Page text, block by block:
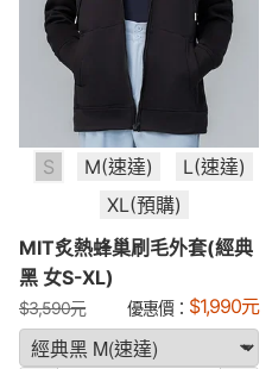
S M(速達)
L(速達)
XL(預購)
MIT炙熱蜂巢刷毛外套(經典
黑 女S-XL)
$3,590元 優惠價： $1,990元